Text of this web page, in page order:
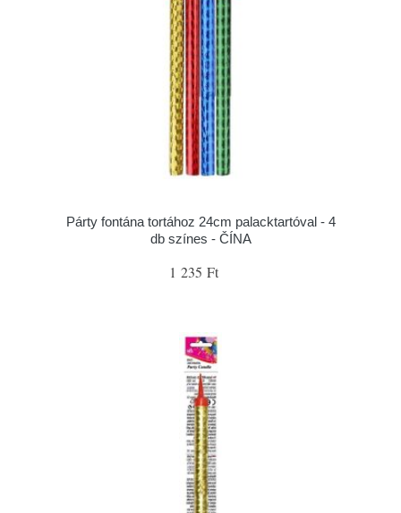
Párty fontána tortához 24cm palacktartóval - 4
db színes - ČÍNA
1 235 Ft